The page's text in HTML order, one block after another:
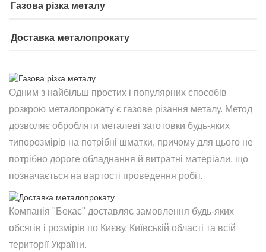
Газова різка металу
Доставка металопрокату
Одним з найбільш простих і популярних способів
розкрою металопрокату є газове різання металу. Метод
дозволяє обробляти металеві заготовки будь-яких
типорозмірів на потрібні шматки, причому для цього не
потрібно дороге обладнання й витратні матеріали, що
позначається на вартості проведення робіт.
Компанія "Бекас" доставляє замовлення будь-яких
обсягів і розмірів по Києву, Київській області та всій
території України.